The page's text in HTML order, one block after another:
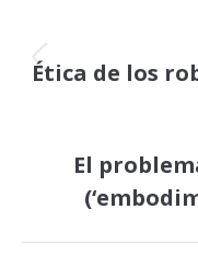
entre
Ética de los
El